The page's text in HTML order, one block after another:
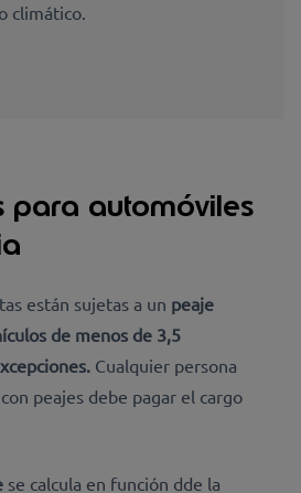
climático.
para automóviles
están sujetas a un peaje
de menos de 3,5
Cualquier persona
peajes debe pagar el cargo
se calcula en función dde la